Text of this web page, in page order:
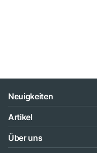
Neuigkeiten
Artikel
Über uns